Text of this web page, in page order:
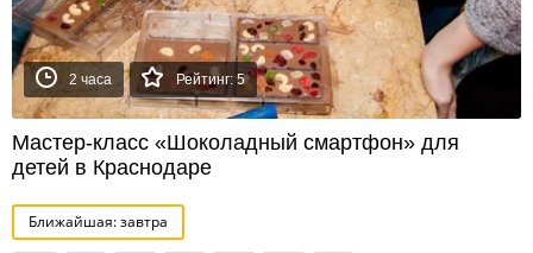
2 часа Рейтинг: 5
Мастер-класс «Шоколадный смартфон» для
детей в Краснодаре
Ближайшая: завтра